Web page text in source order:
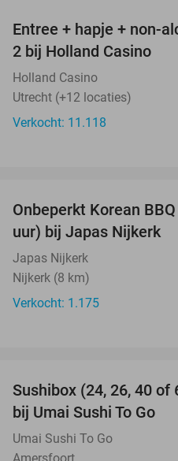
Entree + hapje + non-
2 bij Holland Casino
Holland Casino
Utrecht (+12 locaties)
Verkocht: 11.118
Onbeperkt Korean
uur) bij Japas Nijkerk
Japas Nijkerk
Nijkerk (8 km)
Verkocht: 1.175
Sushibox (24, 26, 40
bij Umai Sushi To Go
Umai Sushi To Go